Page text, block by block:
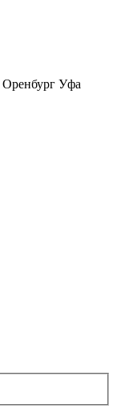
Оренбург Уфа